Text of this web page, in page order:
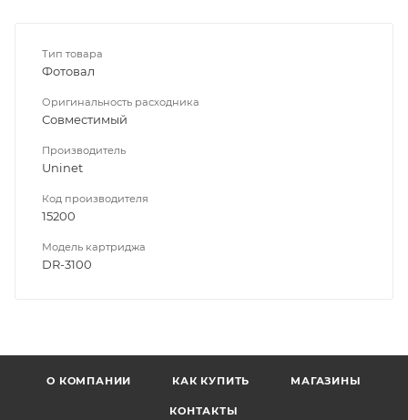
Тип товара
Фотовал
Оригинальность расходника
Совместимый
Производитель
Uninet
Код производителя
15200
Модель картриджа
DR-3100
О КОМПАНИИ КАК КУПИТЬ МАГАЗИНЫ
КОНТАКТЫ